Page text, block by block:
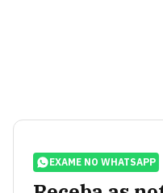
EXAME NO WHATSAPP